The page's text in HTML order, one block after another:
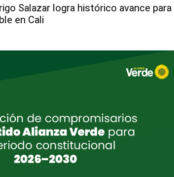
Salazar logra histórico avance para
en Cali